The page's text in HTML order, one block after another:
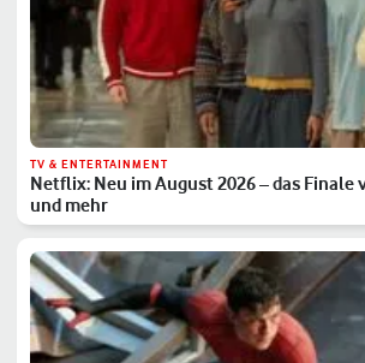
TV & ENTERTAINMENT
Netflix: Neu im August 2026 – das Finale
und mehr